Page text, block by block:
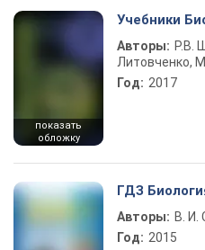
показать
обложку
Учебники
Авторы: Р.В.
Литовченко,
Год: 2017
ГДЗ
Авторы: В. И.
Год: 2015